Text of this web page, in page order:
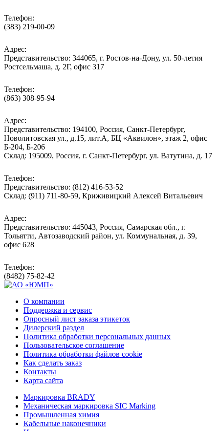
Телефон:
(383) 219-00-09
Адрес:
Представительство: 344065, г. Ростов-на-Дону, ул. 50-летия
Ростсельмаша, д. 2Г, офис 317
Телефон:
(863) 308-95-94
Адрес:
Представительство: 194100, Россия, Санкт-Петербург,
Новолитовская ул., д.15, лит.А, БЦ «Аквилон», этаж 2, офис
Б-204, Б-206
Склад: 195009, Россия, г. Санкт-Петербург, ул. Ватутина, д. 17
Телефон:
Представительство: (812) 416-53-52
Склад: (911) 711-80-59, Криживицкий Алексей Витальевич
Адрес:
Представительство: 445043, Россия, Самарская обл., г.
Тольятти, Автозаводский район, ул. Коммунальная, д. 39,
офис 628
Телефон:
(8482) 75-82-42
О компании
Поддержка и сервис
Опросный лист заказа этикеток
Дилерский раздел
Политика обработки персональных данных
Пользовательское соглашение
Политика обработки файлов cookie
Как сделать заказ
Контакты
Карта сайта
Маркировка BRADY
Механическая маркировка SIC Marking
Промышленная химия
Кабельные наконечники